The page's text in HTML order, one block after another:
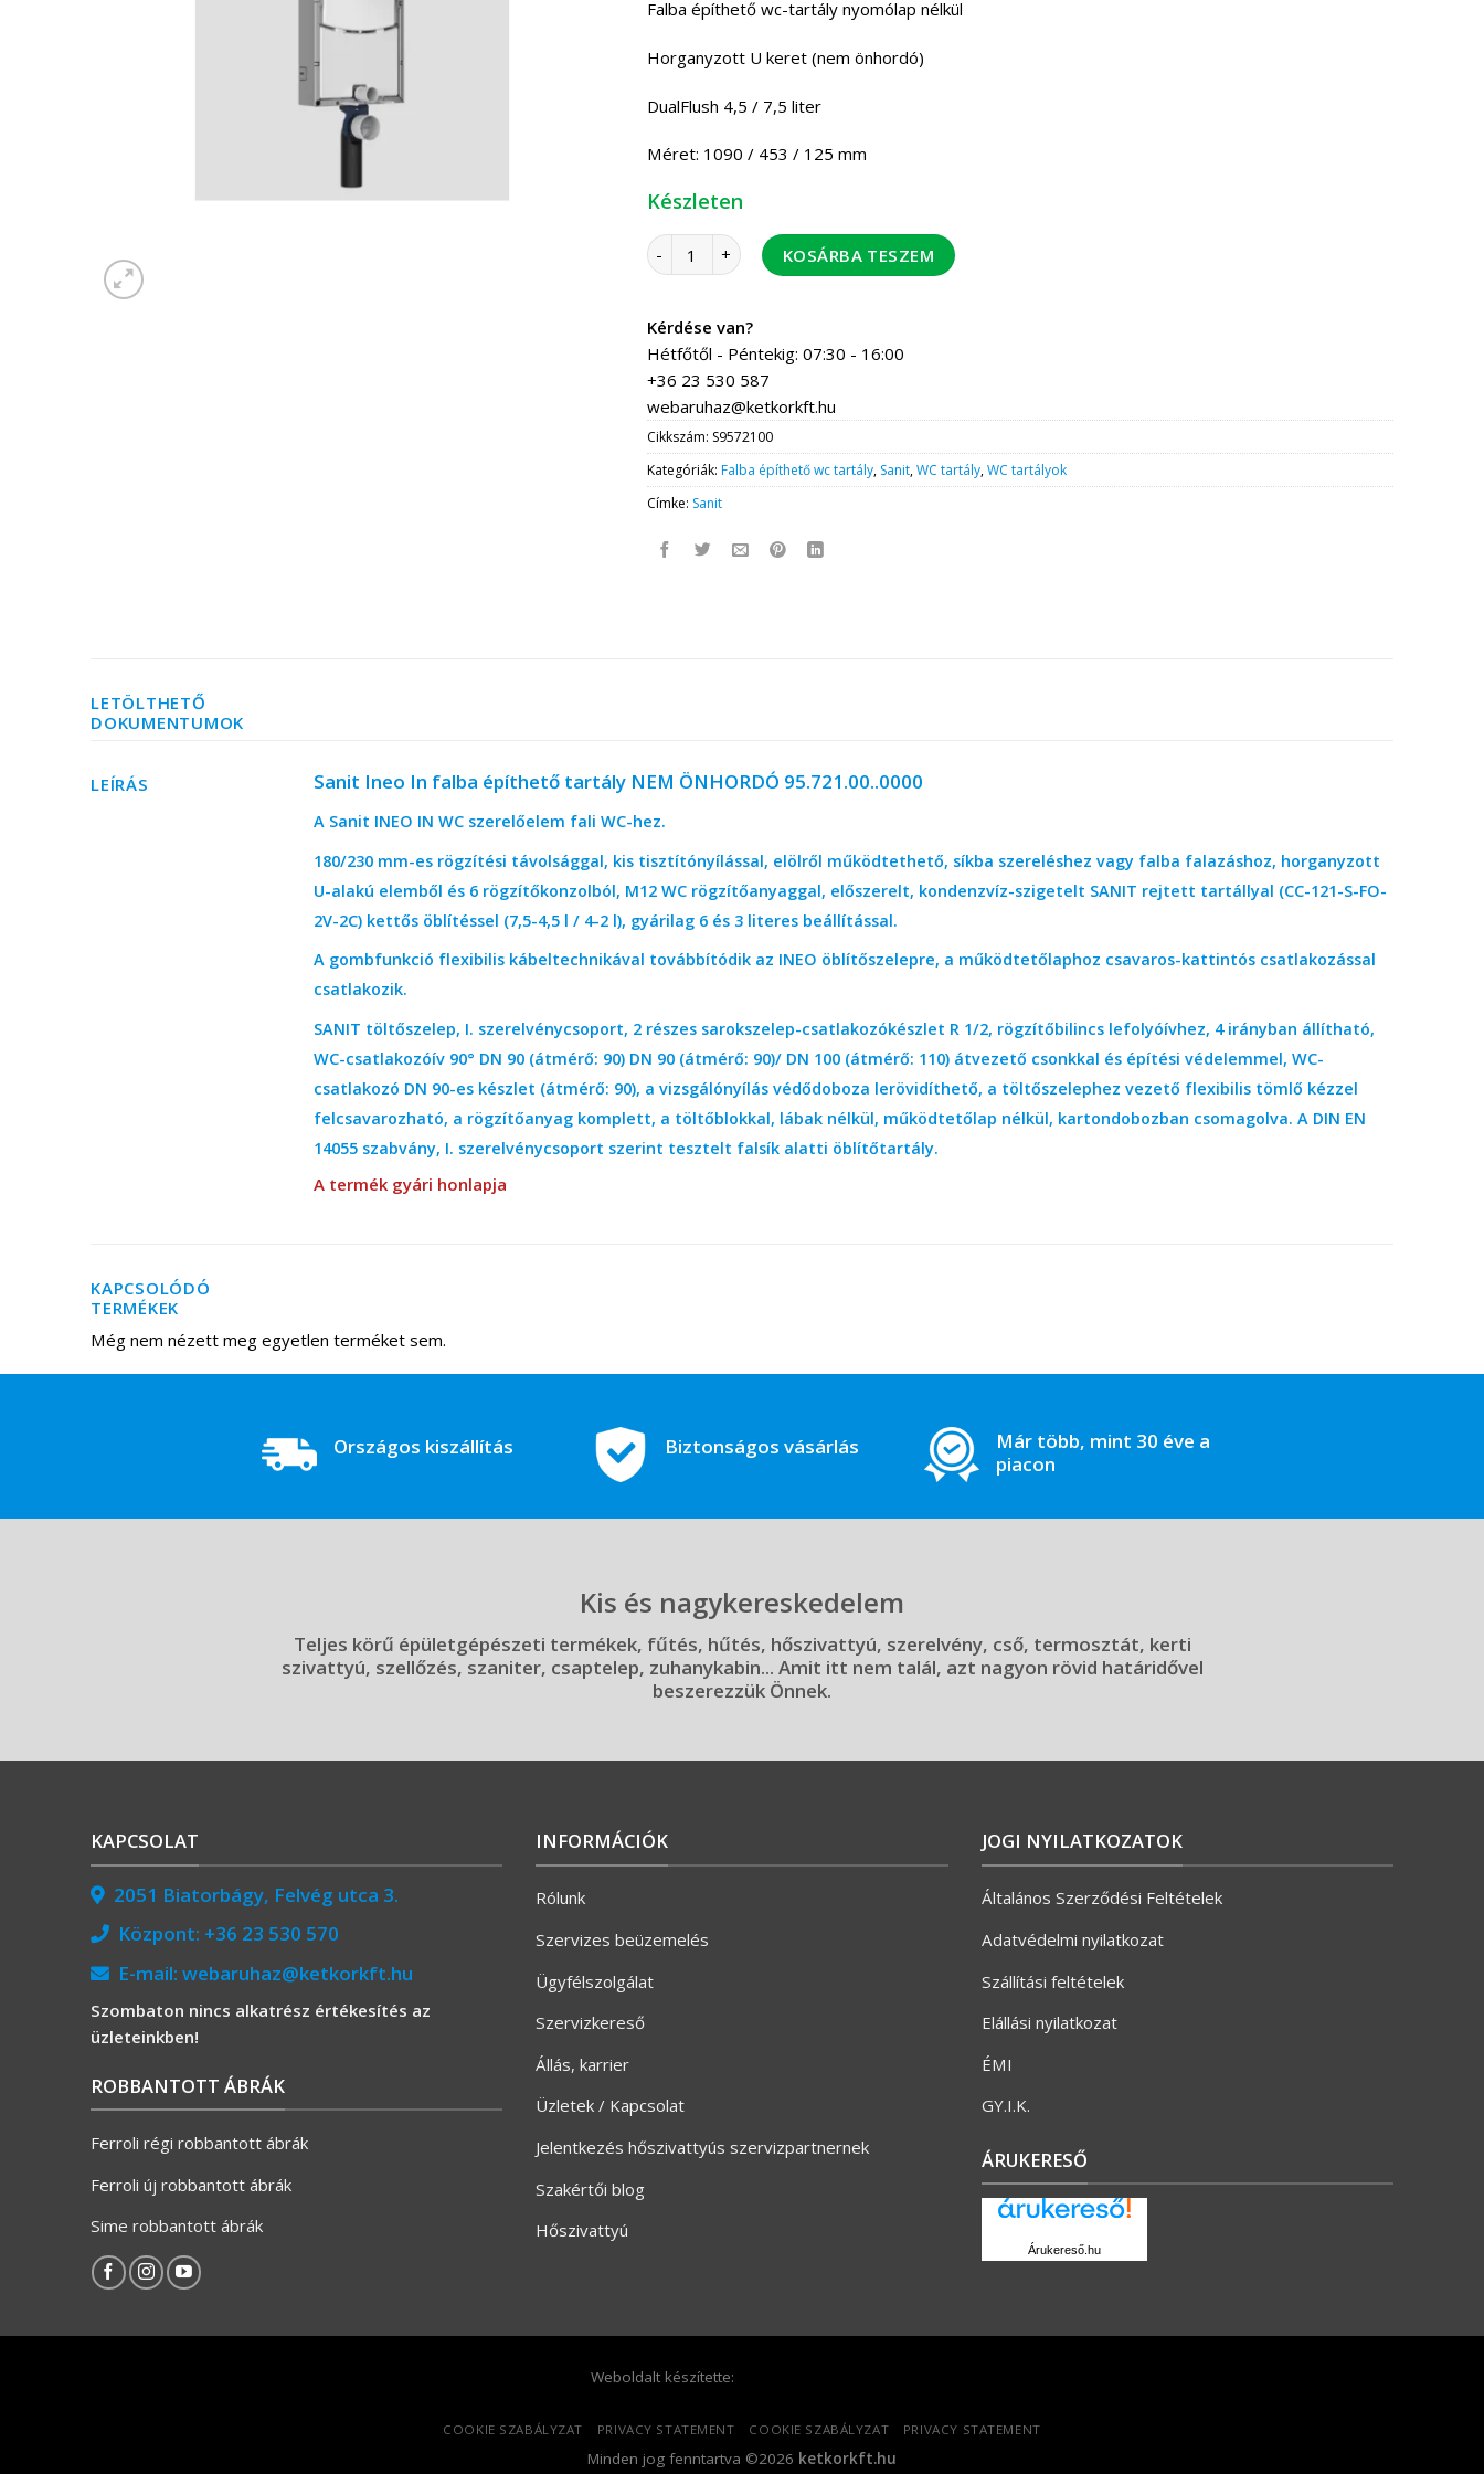
Falba építhető wc-tartály nyomólap nélkül
Horganyzott U keret (nem önhordó)
DualFlush 4,5 / 7,5 liter
Méret: 1090 / 453 / 125 mm
Készleten
Sanit Ineo In falba építhető tartály nem önhordó mennyiség
KOSÁRBA TESZEM
Kérdése van?
Hétfőtől - Péntekig: 07:30 - 16:00
+36 23 530 587
webaruhaz@ketkorkft.hu
Cikkszám: S9572100
Kategóriák:Falba építhető wc tartály, Sanit,WC tartály,WC tartályok
Címke: Sanit
LETÖLTHETŐ
DOKUMENTUMOK
LEÍRÁS Sanit Ineo In falba építhető tartály NEM ÖNHORDÓ 95.721.00..0000
A Sanit INEO IN WC szerelőelem fali WC-hez.
180/230 mm-es rögzítési távolsággal, kis tisztítónyílással, elölről működtethető, síkba szereléshez vagy falba falazáshoz, horganyzott
U-alakú elemből és 6 rögzítőkonzolból, M12 WC rögzítőanyaggal, előszerelt, kondenzvíz-szigetelt SANIT rejtett tartállyal (CC-121-S-FO-
2V-2C) kettős öblítéssel (7,5-4,5 l / 4-2 l), gyárilag 6 és 3 literes beállítással.
A gombfunkció flexibilis kábeltechnikával továbbítódik az INEO öblítőszelepre, a működtetőlaphoz csavaros-kattintós csatlakozással
csatlakozik.
SANIT töltőszelep, I. szerelvénycsoport, 2 részes sarokszelep-csatlakozókészlet R 1/2, rögzítőbilincs lefolyóívhez, 4 irányban állítható,
WC-csatlakozóív 90° DN 90 (átmérő: 90) DN 90 (átmérő: 90)/ DN 100 (átmérő: 110) átvezető csonkkal és építési védelemmel, WC-
csatlakozó DN 90-es készlet (átmérő: 90), a vizsgálónyílás védődoboza lerövidíthető, a töltőszelephez vezető flexibilis tömlő kézzel
felcsavarozható, a rögzítőanyag komplett, a töltőblokkal, lábak nélkül, működtetőlap nélkül, kartondobozban csomagolva. A DIN EN
14055 szabvány, I. szerelvénycsoport szerint tesztelt falsík alatti öblítőtartály.
A termék gyári honlapja
KAPCSOLÓDÓ
TERMÉKEK
Még nem nézett meg egyetlen terméket sem.
Országos kiszállítás Biztonságos vásárlás
Már több, mint 30 éve a
piacon
Kis és nagykereskedelem
Teljes körű épületgépészeti termékek, fűtés, hűtés, hőszivattyú, szerelvény, cső, termosztát, kerti
szivattyú, szellőzés, szaniter, csaptelep, zuhanykabin... Amit itt nem talál, azt nagyon rövid határidővel
beszerezzük Önnek.
KAPCSOLAT
2051 Biatorbágy, Felvég utca 3.
Központ: +36 23 530 570
E-mail: webaruhaz@ketkorkft.hu
Szombaton nincs alkatrész értékesítés az
üzleteinkben!
ROBBANTOTT ÁBRÁK
Ferroli régi robbantott ábrák
Ferroli új robbantott ábrák
Sime robbantott ábrák
INFORMÁCIÓK
Rólunk
Szervizes beüzemelés
Ügyfélszolgálat
Szervizkereső
Állás, karrier
Üzletek / Kapcsolat
Jelentkezés hőszivattyús szervizpartnernek
Szakértői blog
Hőszivattyú
JOGI NYILATKOZATOK
Általános Szerződési Feltételek
Adatvédelmi nyilatkozat
Szállítási feltételek
Elállási nyilatkozat
ÉMI
GY.I.K.
ÁRUKERESŐ
Árukereső.hu
Weboldalt készítette:
COOKIE SZABÁLYZAT PRIVACY STATEMENT COOKIE SZABÁLYZAT PRIVACY STATEMENT
Minden jog fenntartva ©2026 ketkorkft.hu